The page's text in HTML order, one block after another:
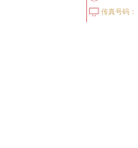
传真号码：